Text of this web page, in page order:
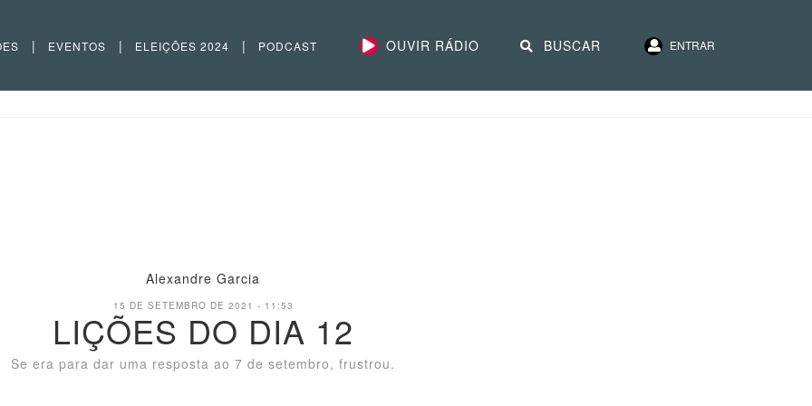
| EVENTOS | ELEIÇÕES 2024 | PODCAST OUVIR RÁDIO BUSCAR ENTRAR
Alexandre Garcia
15 DE SETEMBRO DE 2021 - 11:53
LIÇÕES DO DIA 12
Se era para dar uma resposta ao 7 de setembro, frustrou.